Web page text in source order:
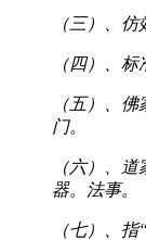
（三）、仿
（四）、
（五）、
门。
（六）、
器。法事。
（七）、